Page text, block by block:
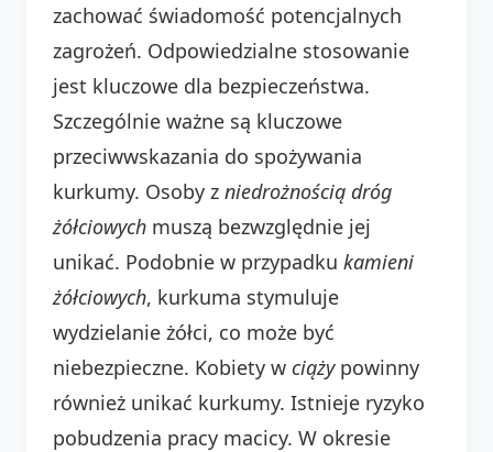
zachować świadomość potencjalnych
zagrożeń. Odpowiedzialne stosowanie
jest kluczowe dla bezpieczeństwa.
Szczególnie ważne są kluczowe
przeciwwskazania do spożywania
kurkumy. Osoby z niedrożnością dróg
żółciowych muszą bezwzględnie jej
unikać. Podobnie w przypadku kamieni
żółciowych, kurkuma stymuluje
wydzielanie żółci, co może być
niebezpieczne. Kobiety w ciążypowinny
również unikać kurkumy. Istnieje ryzyko
pobudzenia pracy macicy. W okresie